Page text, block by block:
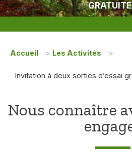
Accueil > Les Activités >
Invitation à deux sorties d’essai
Nous connaître